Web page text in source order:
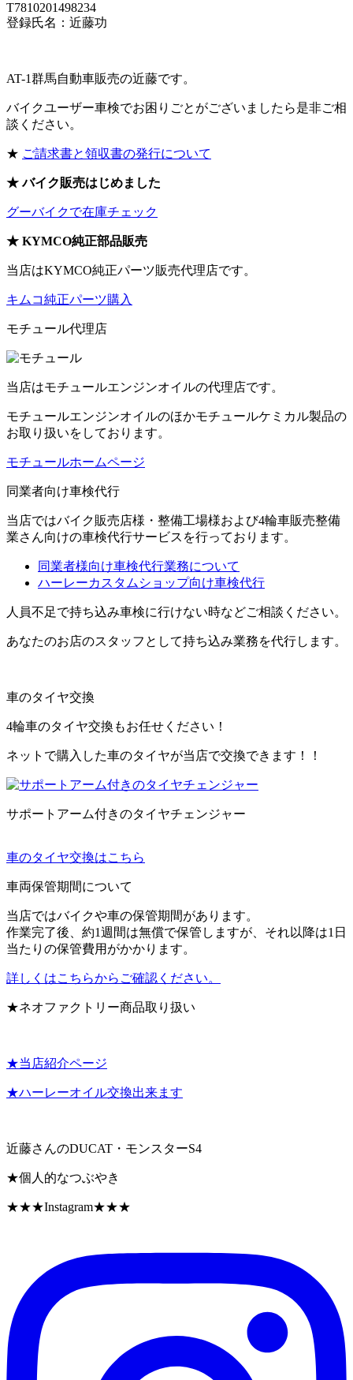
T7810201498234
登録氏名：近藤功
AT-1群馬自動車販売の近藤です。
バイクユーザー車検でお困りごとがございましたら是非ご相
談ください。
★ ご請求書と領収書の発行について
★ バイク販売はじめました
グーバイクで在庫チェック
★ KYMCO純正部品販売
当店はKYMCO純正パーツ販売代理店です。
キムコ純正パーツ購入
モチュール代理店
当店はモチュールエンジンオイルの代理店です。
モチュールエンジンオイルのほかモチュールケミカル製品の
お取り扱いをしております。
モチュールホームページ
同業者向け車検代行
当店ではバイク販売店様・整備工場様および4輪車販売整備
業さん向けの車検代行サービスを行っております。
同業者様向け車検代行業務について
ハーレーカスタムショップ向け車検代行
人員不足で持ち込み車検に行けない時などご相談ください。
あなたのお店のスタッフとして持ち込み業務を代行します。
車のタイヤ交換
4輪車のタイヤ交換もお任せください！
ネットで購入した車のタイヤが当店で交換できます！！
サポートアーム付きのタイヤチェンジャー
車のタイヤ交換はこちら
車両保管期間について
当店ではバイクや車の保管期間があります。
作業完了後、約1週間は無償で保管しますが、それ以降は1日
当たりの保管費用がかかります。
詳しくはこちらからご確認ください。
★ネオファクトリー商品取り扱い
★当店紹介ページ
★ハーレーオイル交換出来ます
近藤さんのDUCAT・モンスターS4
★個人的なつぶやき
★★★Instagram★★★